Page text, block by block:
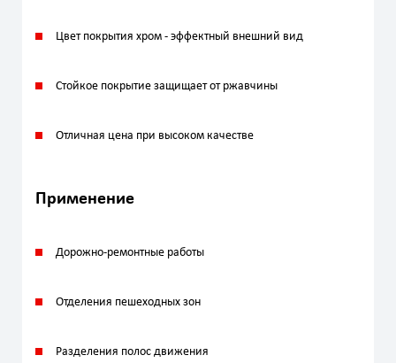
Цвет покрытия хром - эффектный внешний вид
Стойкое покрытие защищает от ржавчины
Отличная цена при высоком качестве
Применение
Дорожно-ремонтные работы
Отделения пешеходных зон
Разделения полос движения